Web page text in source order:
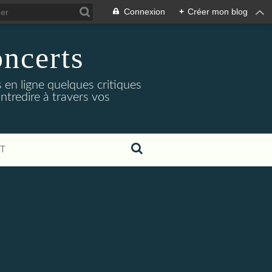
Connexion + Créer mon blog
ligne quelques critiques
à travers vos